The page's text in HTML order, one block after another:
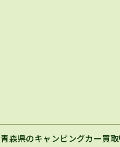
青森県のキャンピングカー買取